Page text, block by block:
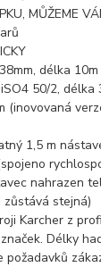
MŮŽEME
délka 10m
50/2, délka
(inovovaná
1,5 m
nahrazen
zůstává stejná)
Karcher z
Délky